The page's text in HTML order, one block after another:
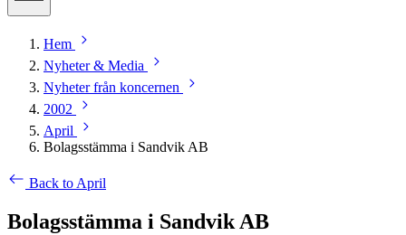
Hem
Nyheter & Media
Nyheter från koncernen
2002
April
Bolagsstämma i Sandvik AB
Back to April
Bolagsstämma i Sandvik AB